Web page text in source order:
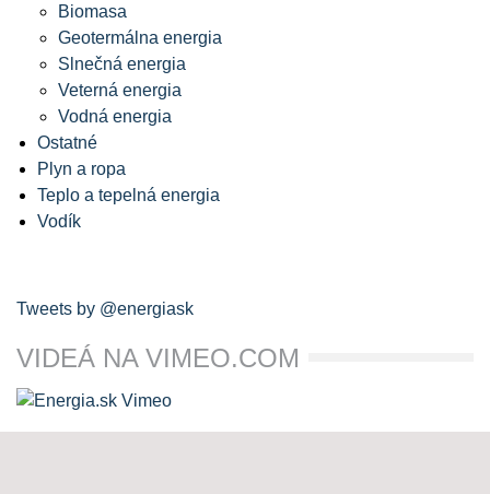
Biomasa
Geotermálna energia
Slnečná energia
Veterná energia
Vodná energia
Ostatné
Plyn a ropa
Teplo a tepelná energia
Vodík
Tweets by @energiask
VIDEÁ NA VIMEO.COM